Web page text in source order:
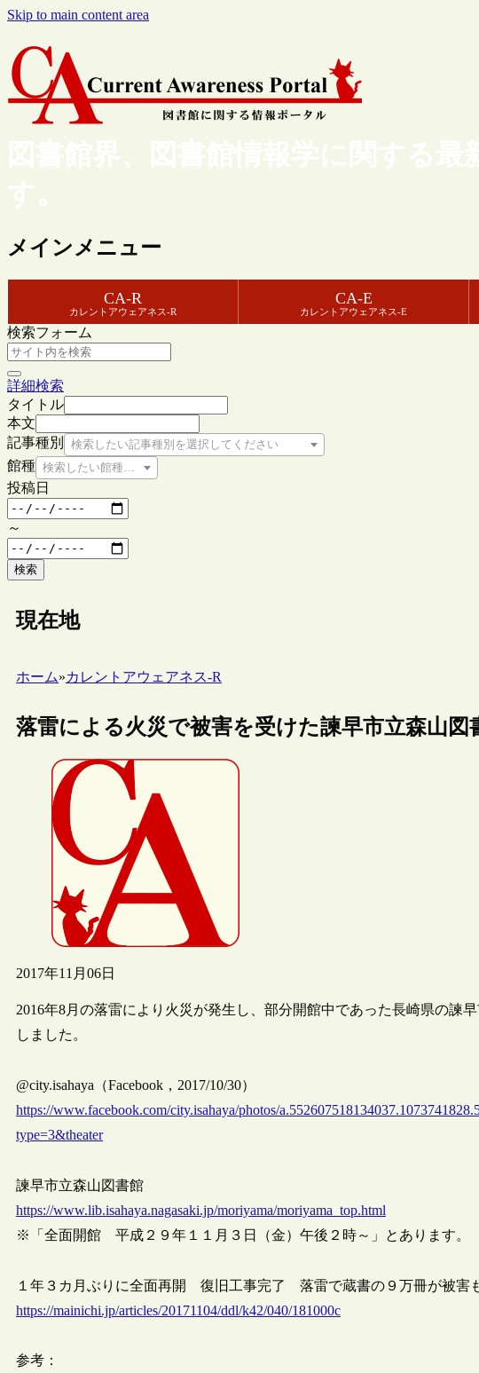
Skip to main content area
図書館界、図書館情報学に関する
す。
メインメニュー
CA-R
カレントアウェアネス-R
CA-E
カレントアウェアネス-E
検索フォーム
詳細検索
タイトル
本文
記事種別
検索したい記事種別を選択してください
館種 検索したい館種を選択してください
投稿日
～
検索
現在地
ホーム»カレントアウェアネス-R
落雷による火災で被害を受けた諫早市立森山図
2017年11月06日
2016年8月の落雷により火災が発生し、部分開館中であった長崎県の諫
しました。
@city.isahaya（Facebook，2017/10/30）
https://www.facebook.com/city.isahaya/photos/
type=3&theater
諫早市立森山図書館
https://www.lib.isahaya.nagasaki.jp/moriyama/moriyama_top.html
※「全面開館 平成２９年１１月３日（金）午後２時～」とあります。
１年３カ月ぶりに全面再開 復旧工事完了 落雷で蔵書の９万冊が被害
https://mainichi.jp/articles/20171104/ddl/k42/040/181000c
参考：